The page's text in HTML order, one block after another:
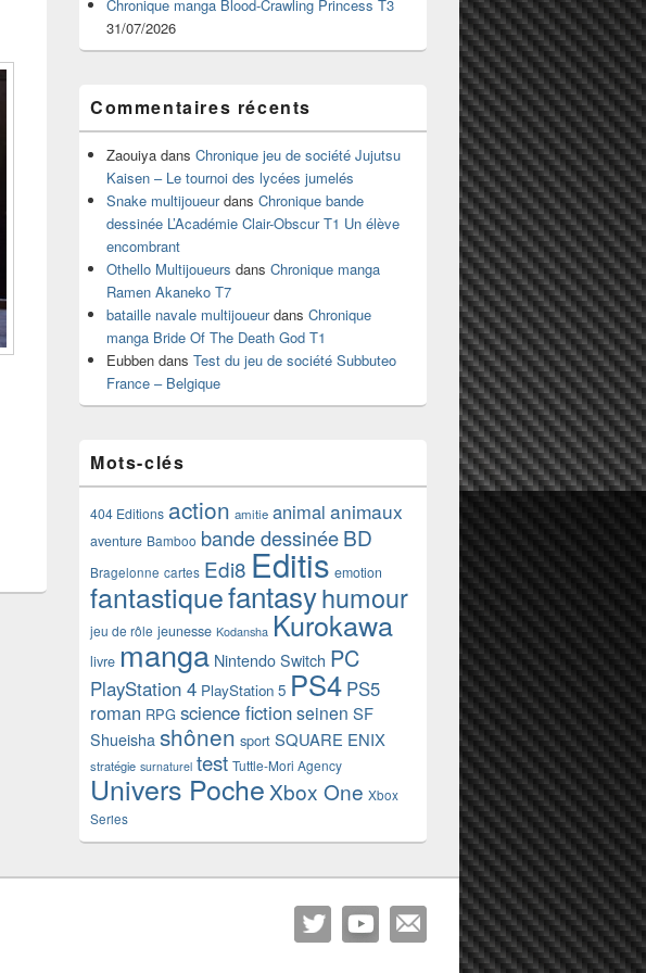
Chronique manga Blood-Crawling Princess T3
31/07/2026
Commentaires récents
Zaouiya dans Chronique jeu de société Jujutsu
Kaisen – Le tournoi des lycées jumelés
Snake multijoueurdans Chronique bande
dessinée L’Académie Clair-Obscur T1 Un élève
encombrant
Othello Multijoueurs dans Chronique manga
Ramen Akaneko T7
bataille navale multijoueurdans Chronique
manga Bride Of The Death God T1
Eubben dans Test du jeu de société Subbuteo
France – Belgique
Mots-clés
404 Editions action amitie animal animaux
aventure Bamboo bande dessinéeBD
Bragelonne cartes Edi8 Editis emotion
fantastiquefantasyhumour
jeu de rôle jeunesse Kodansha Kurokawa
livre manga Nintendo Switch PC
PlayStation 4 PlayStation 5 PS4 PS5
roman RPG science fictionseinen SF
Shueisha shônen sport SQUARE ENIX
stratégie surnaturel test Tuttle-Mori Agency
Univers Poche Xbox One Xbox
Series